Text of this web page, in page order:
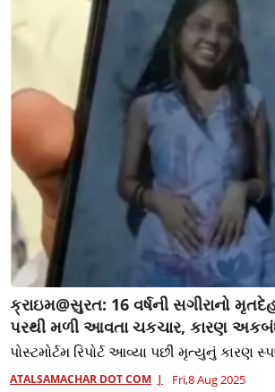
ક્રાઇમ@સુરત: 16 વર્ષની સગીરાનો
પરથી મળી આવતા ચકચાર, કારણ
પોસ્ટમોર્ટમ રિપોર્ટ આવ્યા પછી મૃત્યુનું કારણ
ATALSAMACHAR DOT COM Fri,8 Aug 2025